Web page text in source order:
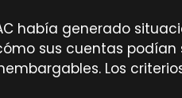
había generado
sus cuentas
Los